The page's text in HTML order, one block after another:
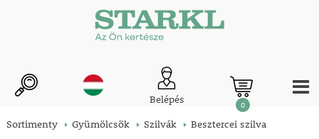
Belépés 0
Sortimenty Gyümölcsök Szilvák Besztercei szilva